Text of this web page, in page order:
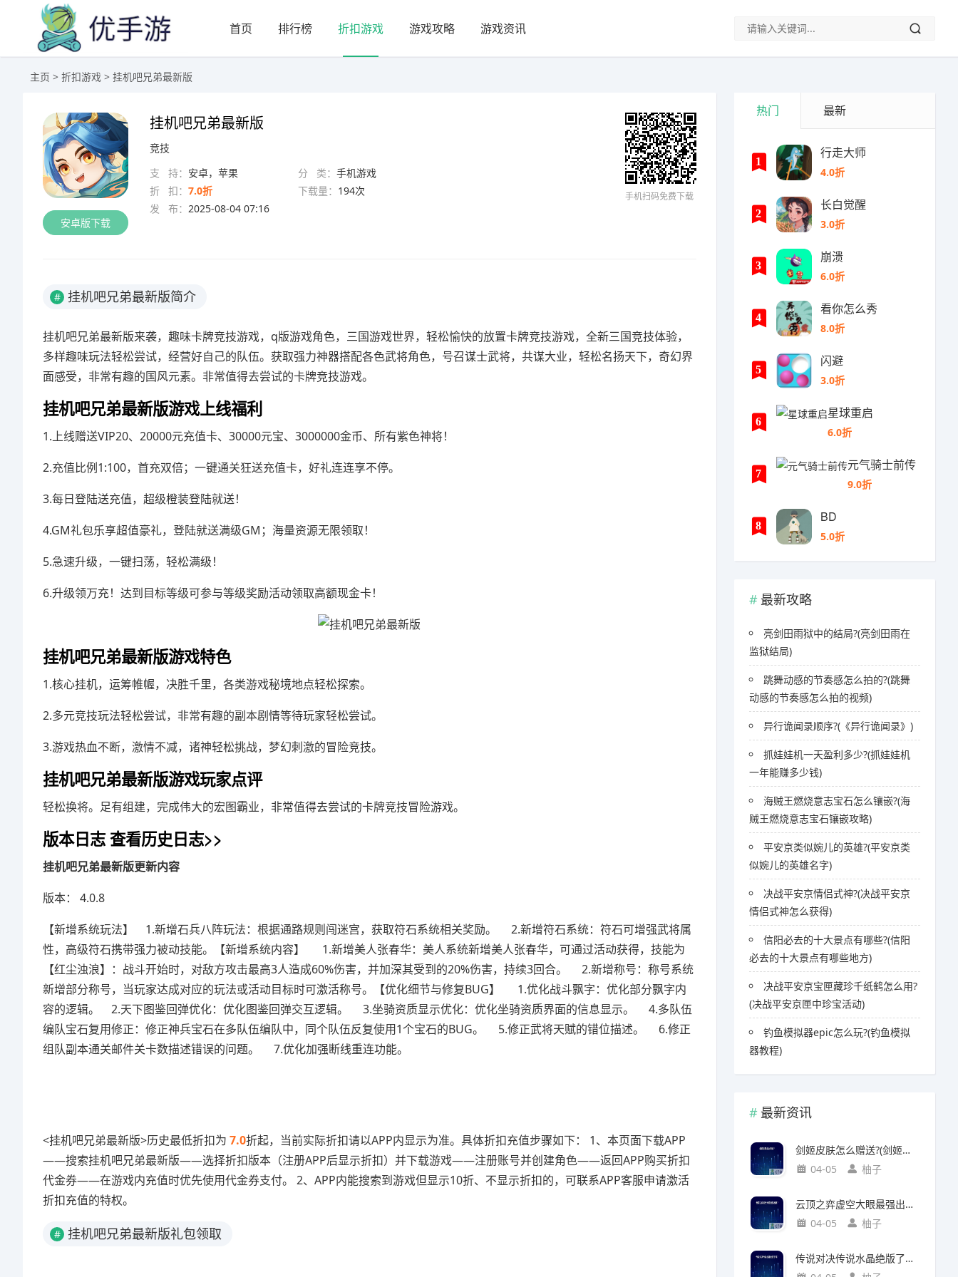
首页 排行榜 折扣游戏 游戏攻略 游戏资讯
主页 > 折扣游戏 > 挂机吧兄弟最新版
安卓版下载
挂机吧兄弟最新版
竞技
支 持： 安卓，苹果 分 类： 手机游戏
折 扣： 7.0折 下载量： 194次
发 布： 2025-08-04 07:16
手机扫码免费下载
# 挂机吧兄弟最新版简介
挂机吧兄弟最新版来袭，趣味卡牌竞技游戏，q版游戏角色，三国游戏世界，轻松愉快的放置卡牌竞技游戏，全新三国竞技体验，
多样趣味玩法轻松尝试，经营好自己的队伍。获取强力神器搭配各色武将角色，号召谋士武将，共谋大业，轻松名扬天下，奇幻界
面感受，非常有趣的国风元素。非常值得去尝试的卡牌竞技游戏。
挂机吧兄弟最新版游戏上线福利
1.上线赠送VIP20、20000元充值卡、30000元宝、3000000金币、所有紫色神将！
2.充值比例1:100，首充双倍；一键通关狂送充值卡，好礼连连享不停。
3.每日登陆送充值，超级橙装登陆就送！
4.GM礼包乐享超值豪礼，登陆就送满级GM；海量资源无限领取！
5.急速升级，一键扫荡，轻松满级！
6.升级领万充！达到目标等级可参与等级奖励活动领取高额现金卡！
挂机吧兄弟最新版游戏特色
1.核心挂机，运筹帷幄，决胜千里，各类游戏秘境地点轻松探索。
2.多元竞技玩法轻松尝试，非常有趣的副本剧情等待玩家轻松尝试。
3.游戏热血不断，激情不减，诸神轻松挑战，梦幻刺激的冒险竞技。
挂机吧兄弟最新版游戏玩家点评
轻松换将。足有组建，完成伟大的宏图霸业，非常值得去尝试的卡牌竞技冒险游戏。
版本日志查看历史日志>>
挂机吧兄弟最新版更新内容
版本： 4.0.8
【新增系统玩法】 1.新增石兵八阵玩法：根据通路规则闯迷宫，获取符石系统相关奖励。 2.新增符石系统：符石可增强武将属
性，高级符石携带强力被动技能。【新增系统内容】 1.新增美人张春华：美人系统新增美人张春华，可通过活动获得，技能为
【红尘浊浪】：战斗开始时，对敌方攻击最高3人造成60%伤害，并加深其受到的20%伤害，持续3回合。 2.新增称号：称号系统
新增部分称号，当玩家达成对应的玩法或活动目标时可激活称号。【优化细节与修复BUG】 1.优化战斗飘字：优化部分飘字内
容的逻辑。 2.天下图鉴回弹优化：优化图鉴回弹交互逻辑。 3.坐骑资质显示优化：优化坐骑资质界面的信息显示。 4.多队伍
编队宝石复用修正：修正神兵宝石在多队伍编队中，同个队伍反复使用1个宝石的BUG。 5.修正武将天赋的错位描述。 6.修正
组队副本通关邮件关卡数描述错误的问题。 7.优化加强断线重连功能。
<挂机吧兄弟最新版>历史最低折扣为 7.0折起，当前实际折扣请以APP内显示为准。具体折扣充值步骤如下： 1、本页面下载APP
——搜索挂机吧兄弟最新版——选择折扣版本（注册APP后显示折扣）并下载游戏——注册账号并创建角色——返回APP购买折扣
代金券——在游戏内充值时优先使用代金券支付。 2、APP内能搜索到游戏但显示10折、不显示折扣的，可联系APP客服申请激活
折扣充值的特权。
# 挂机吧兄弟最新版礼包领取
热门 最新
1
行走大师
4.0折
2
长白觉醒
3.0折
3
崩溃
6.0折
4
看你怎么秀
8.0折
5
闪避
3.0折
6
星球重启
6.0折
7
元气骑士前传
9.0折
8
BD
5.0折
最新攻略
亮剑田雨狱中的结局?(亮剑田雨在
监狱结局)
跳舞动感的节奏感怎么拍的?(跳舞
动感的节奏感怎么拍的视频)
异行诡闻录顺序?(《异行诡闻录》)
抓娃娃机一天盈利多少?(抓娃娃机
一年能赚多少钱)
海贼王燃烧意志宝石怎么镶嵌?(海
贼王燃烧意志宝石镶嵌攻略)
平安京类似婉儿的英雄?(平安京类
似婉儿的英雄名字)
决战平安京情侣式神?(决战平安京
情侣式神怎么获得)
信阳必去的十大景点有哪些?(信阳
必去的十大景点有哪些地方)
决战平安京宝匣藏珍千纸鹤怎么用?
(决战平安京匣中珍宝活动)
钓鱼模拟器epic怎么玩?(钓鱼模拟
器教程)
最新资讯
剑姬皮肤怎么赠送?(剑姬皮肤怎么赠送给别人)
04-05
柚子
云顶之弈虚空大眼最强出装?(云顶之弈虚空之眼出装)
04-05
柚子
传说对决传说水晶绝版了吗?(传说对决 传说水晶)